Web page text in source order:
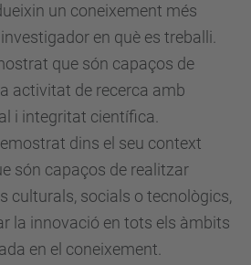
un coneixement més
en què es treballi.
que són capaços de
activitat de recerca amb
i integritat científica.
dins el seu context
són capaços de realitzar
culturals, socials o tecnològics,
la innovació en tots els àmbits
en el coneixement.